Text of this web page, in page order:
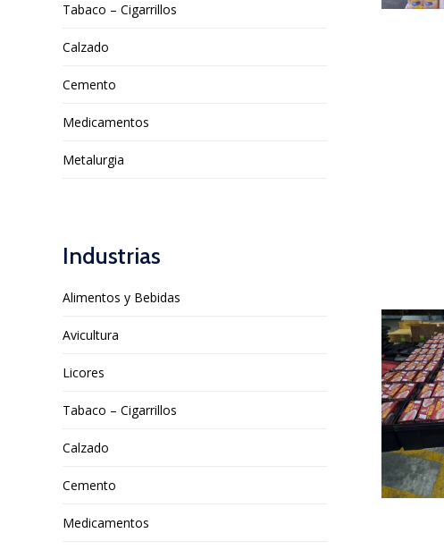
Tabaco – Cigarrillos
Calzado
Cemento
Medicamentos
Metalurgia
Industrias
Alimentos y Bebidas
Avicultura
Licores
Tabaco – Cigarrillos
Calzado
Cemento
Medicamentos